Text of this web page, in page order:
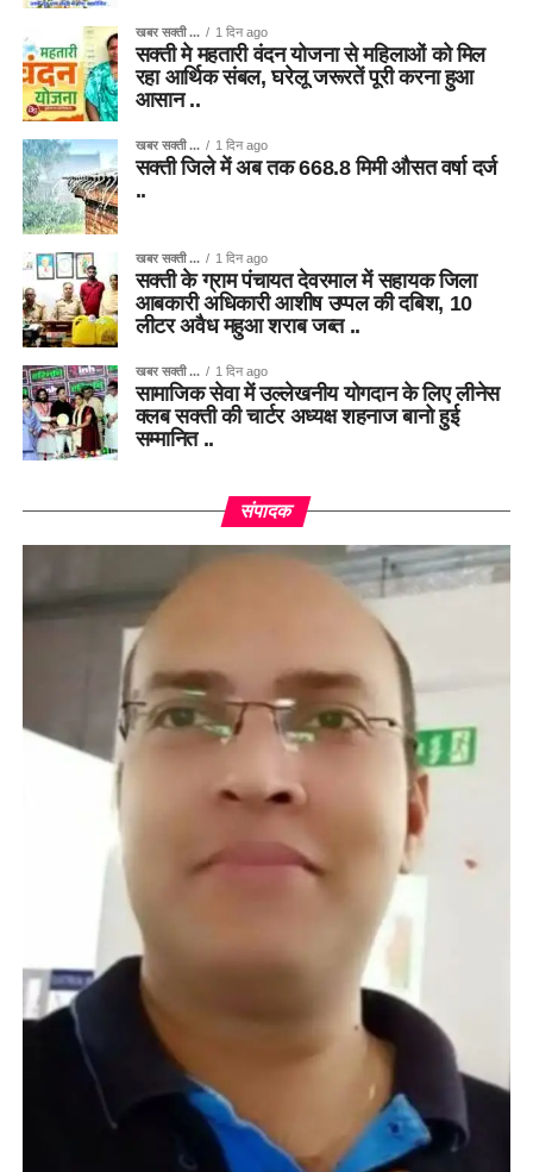
खबर सक्ती ... 1 दिन ago
सक्ती मे महतारी वंदन योजना से महिलाओं को मिल
रहा आर्थिक संबल, घरेलू जरूरतें पूरी करना हुआ
आसान ..
खबर सक्ती ... 1 दिन ago
सक्ती जिले में अब तक 668.8 मिमी औसत वर्षा दर्ज
..
खबर सक्ती ... 1 दिन ago
सक्ती के ग्राम पंचायत देवरमाल में सहायक जिला
आबकारी अधिकारी आशीष उप्पल की दबिश, 10
लीटर अवैध महुआ शराब जब्त ..
खबर सक्ती ... 1 दिन ago
सामाजिक सेवा में उल्लेखनीय योगदान के लिए लीनेस
क्लब सक्ती की चार्टर अध्यक्ष शहनाज बानो हुई
सम्मानित ..
संपादक